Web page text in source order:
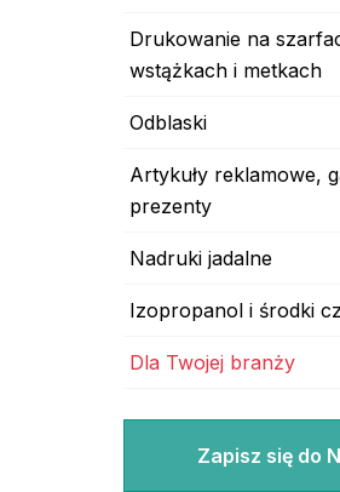
Drukowanie na
wstążkach i metkach
Odblaski
Artykuły reklamowe,
prezenty
Nadruki jadalne
Izopropanol i środki
Dla Twojej branży
Zapisz się do